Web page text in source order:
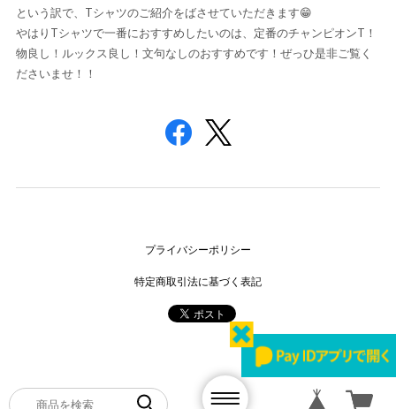
という訳で、Tシャツのご紹介をばさせていただきます😁
やはりTシャツで一番におすすめしたいのは、定番のチャンピオンT！
物良し！ルックス良し！文句なしのおすすめです！ぜっひ是非ご覧く
ださいませ！！
プライバシーポリシー
特定商取引法に基づく表記